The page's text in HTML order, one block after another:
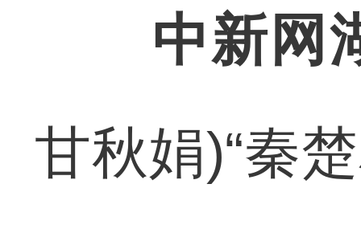
中新网
甘秋娟)“秦